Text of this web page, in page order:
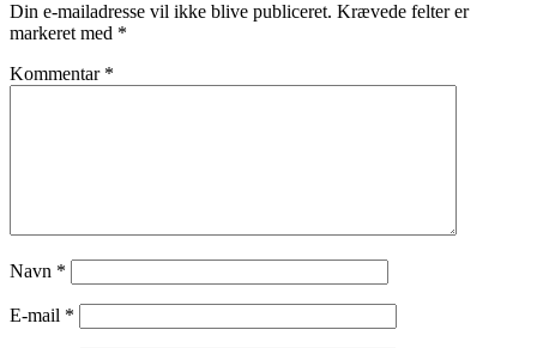
Din e-mailadresse vil ikke blive publiceret. Krævede felter er
markeret med *
Kommentar *
Navn *
E-mail *